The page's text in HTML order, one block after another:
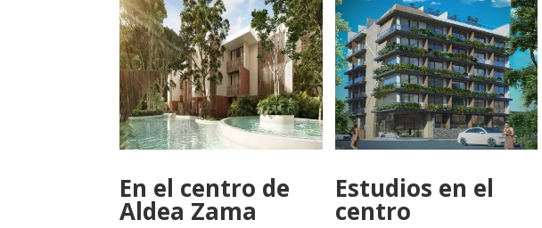
En el centro de
Aldea Zama
Estudios en el
centro